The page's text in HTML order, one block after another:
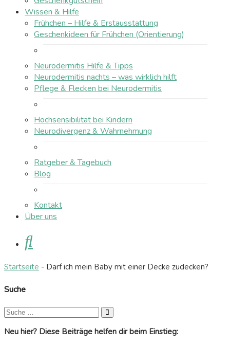
Wissen & Hilfe
Frühchen – Hilfe & Erstausstattung
Geschenkideen für Frühchen (Orientierung)
Neurodermitis Hilfe & Tipps
Neurodermitis nachts – was wirklich hilft
Pflege & Flecken bei Neurodermitis
Hochsensibilität bei Kindern
Neurodivergenz & Wahrnehmung
Ratgeber & Tagebuch
Blog
Kontakt
Über uns
Suche
Startseite - Darf ich mein Baby mit einer Decke zudecken?
Suche
Neu hier? Diese Beiträge helfen dir beim Einstieg: